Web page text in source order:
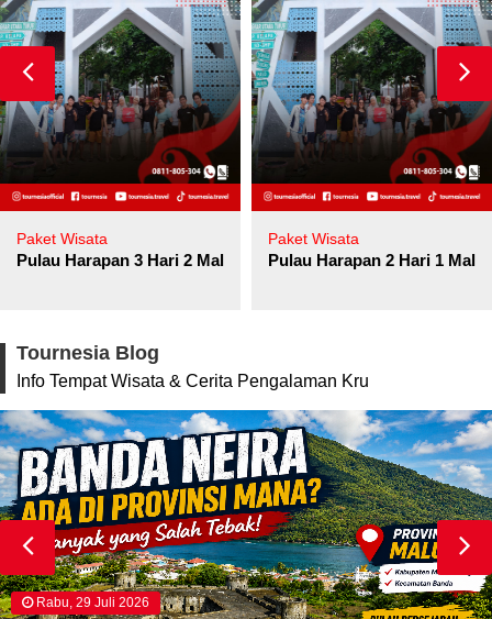
Paket Wisata
Pulau Harapan 3 Hari 2 Malam
Paket Wisata
Pulau Harapan 2 Hari 1
Tournesia Blog
Info Tempat Wisata & Cerita Pengalaman Kru
Rabu, 29 Juli 2026